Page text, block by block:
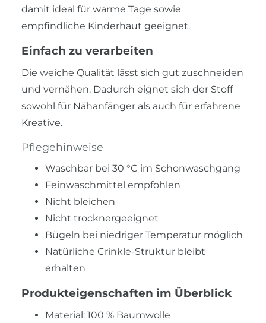
damit ideal für warme Tage sowie
empfindliche Kinderhaut geeignet.
Einfach zu verarbeiten
Die weiche Qualität lässt sich gut zuschneiden
und vernähen. Dadurch eignet sich der Stoff
sowohl für Nähanfänger als auch für erfahrene
Kreative.
Pflegehinweise
Waschbar bei 30 °C im Schonwaschgang
Feinwaschmittel empfohlen
Nicht bleichen
Nicht trocknergeeignet
Bügeln bei niedriger Temperatur möglich
Natürliche Crinkle-Struktur bleibt
erhalten
Produkteigenschaften im Überblick
Material: 100 % Baumwolle